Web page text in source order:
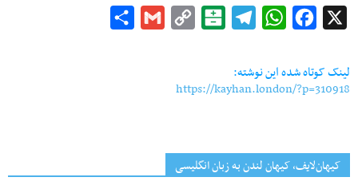
Facebook
WhatsApp
Telegram
Balatarin
Copy
Gmail
لینک کوتاه شده این نوشته:
https://kayhan.london/?p=310918
کیهان‌لایف، کیهان لندن به زبان انگلیسی